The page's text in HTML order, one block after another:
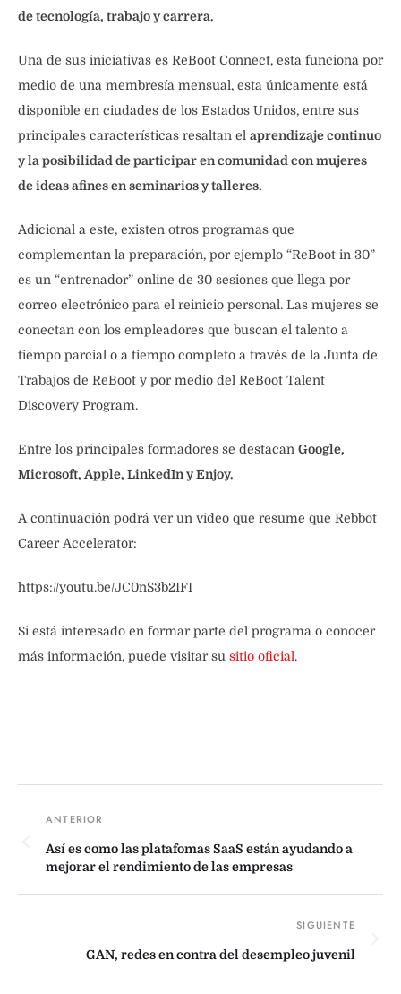
de tecnología, trabajo y carrera.
Una de sus iniciativas es ReBoot Connect, esta funciona por
medio de una membresía mensual, esta únicamente está
disponible en ciudades de los Estados Unidos, entre sus
principales características resaltan el aprendizaje continuo
y la posibilidad de participar en comunidad con mujeres
de ideas afines en seminarios y talleres.
Adicional a este, existen otros programas que
complementan la preparación, por ejemplo “ReBoot in 30”
es un “entrenador” online de 30 sesiones que llega por
correo electrónico para el reinicio personal. Las mujeres se
conectan con los empleadores que buscan el talento a
tiempo parcial o a tiempo completo a través de la Junta de
Trabajos de ReBoot y por medio del ReBoot Talent
Discovery Program.
Entre los principales formadores se destacan Google,
Microsoft, Apple, LinkedIn y Enjoy.
A continuación podrá ver un video que resume que Rebbot
Career Accelerator:
https://youtu.be/JC0nS3b2IFI
Si está interesado en formar parte del programa o conocer
más información, puede visitar su sitio oficial.
Así es como las platafomas SaaS están ayudando a
mejorar el rendimiento de las empresas
GAN, redes en contra del desempleo juvenil